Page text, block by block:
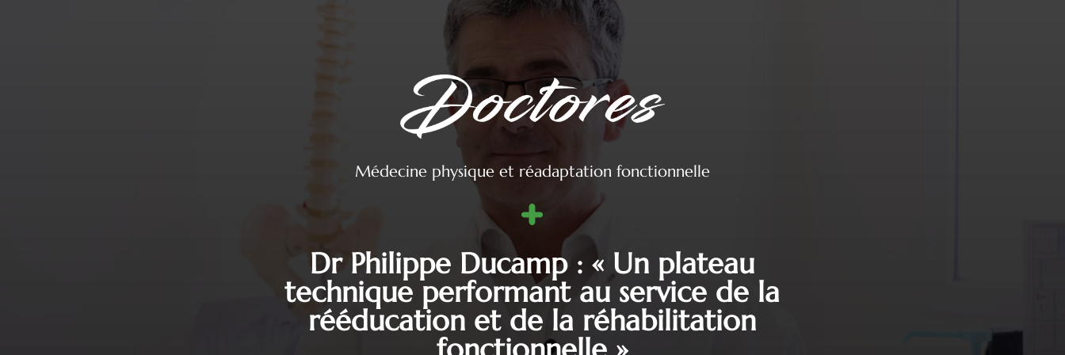
Médecine physique et réadaptation fonctionnelle
Dr Philippe Ducamp : « Un plateau
technique performant au service de la
rééducation et de la réhabilitation